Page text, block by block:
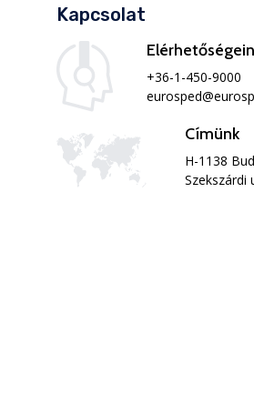
Kapcsolat
+36-1-450-9000
Címünk
H-1138
Szekszárdi